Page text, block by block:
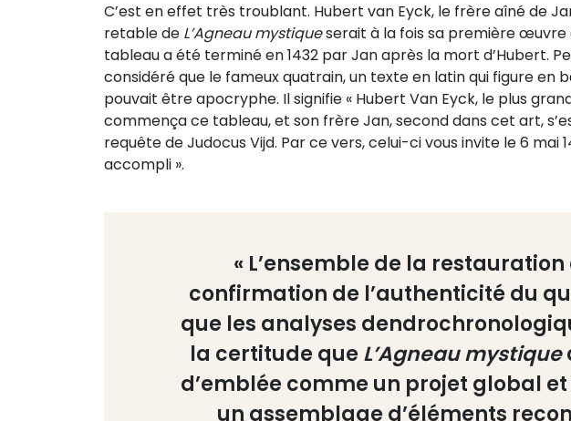
C’est en effet très troublant. Hubert van Eyck, le frère aîné de
retable de L’Agneau mystiqueserait à la fois sa première œuvre
tableau a été terminé en 1432 par Jan après la mort d’Hubert.
considéré que le fameux quatrain, un texte en latin qui figure en
pouvait être apocryphe. Il signifie « Hubert Van Eyck, le plus
commença ce tableau, et son frère Jan, second dans cet art,
requête de Judocus Vijd. Par ce vers, celui-ci vous invite le 6 mai
accompli ».
« L’ensemble de la
confirmation de l’authenticité du
que les analyses
la certitude que L’Agneau mystique
d’emblée comme un projet global
un assemblage d’éléments